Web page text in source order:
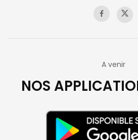
A venir
NOS